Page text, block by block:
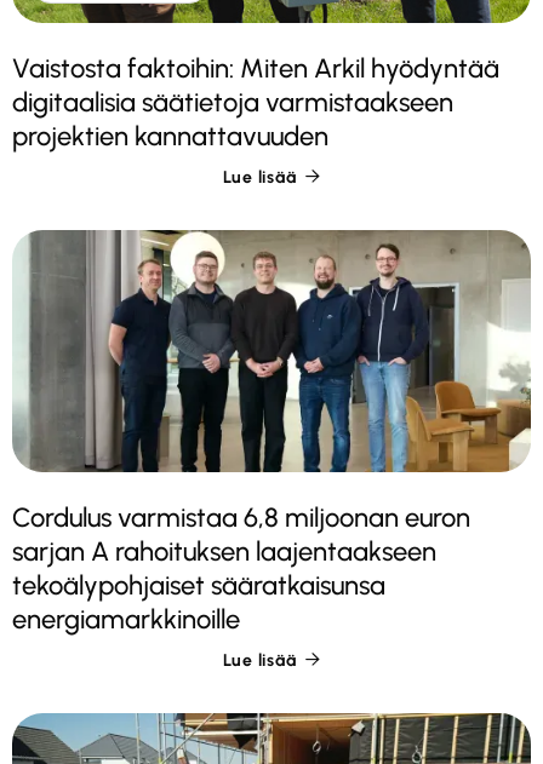
Vaistosta faktoihin: Miten Arkil hyödyntää
digitaalisia säätietoja varmistaakseen
projektien kannattavuuden
Lue lisää 
Cordulus varmistaa 6,8 miljoonan euron
sarjan A rahoituksen laajentaakseen
tekoälypohjaiset sääratkaisunsa
energiamarkkinoille
Lue lisää 